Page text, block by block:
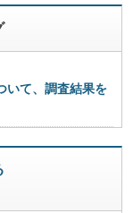
いて、調査結果を